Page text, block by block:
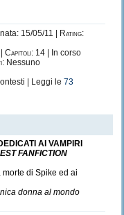
15/05/11 |
Rating:
Capitoli: 14 | In corso
Nessuno
| Leggi le 73
AI VAMPIRI
FANFICTION
di Spike ed ai
donna al mondo